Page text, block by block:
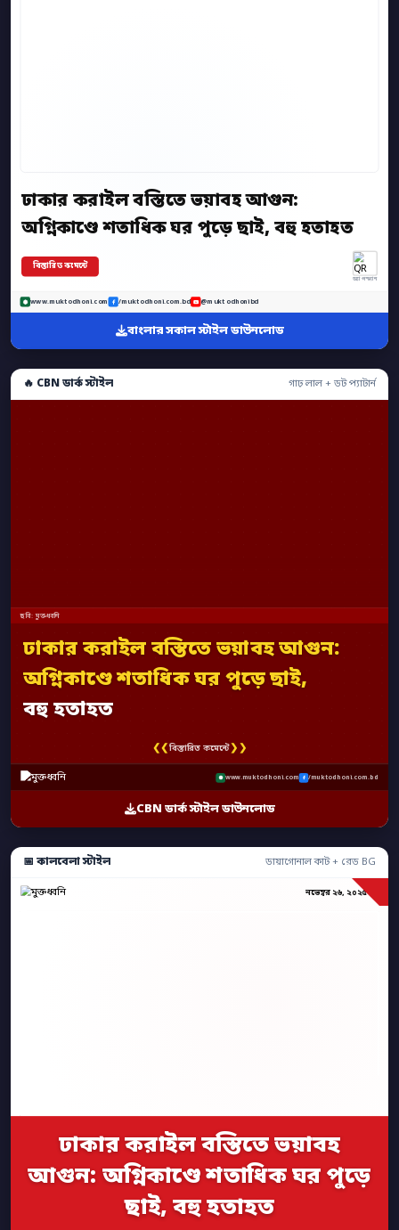
ঢাকার করাইল বস্তিতে ভয়াবহ আগুন:
অগ্নিকাণ্ডে শতাধিক ঘর পুড়ে ছাই, বহু হতাহত
বিস্তারিত কমেন্টে
অ্যাপ স্ক্যান
www.muktodhoni.com /muktodhoni.com.bd @muktodhonibd
বাংলার সকাল স্টাইল ডাউনলোড
🔥 CBN ডার্ক স্টাইল গাঢ় লাল + ডট প্যাটার্ন
ছবি: মুক্তধ্বনি
ঢাকার করাইল বস্তিতে ভয়াবহ আগুন:
অগ্নিকাণ্ডে শতাধিক ঘর পুড়ে ছাই,
বহু হতাহত
❮❮বিস্তারিত কমেন্টে❯❯
www.muktodhoni.com /muktodhoni.com.bd
CBN ডার্ক স্টাইল ডাউনলোড
📅 কালবেলা স্টাইল ডায়াগোনাল কাট + রেড BG
নভেম্বর ২৬, ২০২৫
ঢাকার করাইল বস্তিতে ভয়াবহ
আগুন: অগ্নিকাণ্ডে শতাধিক ঘর পুড়ে
ছাই, বহু হতাহত